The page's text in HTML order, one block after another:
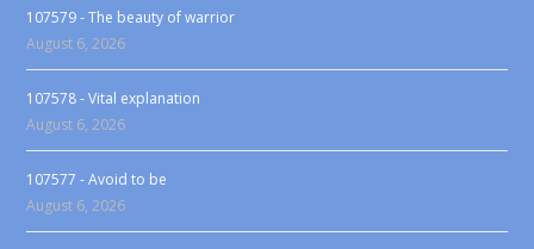
107579 - The beauty of warrior
August 6, 2026
107578 - Vital explanation
August 6, 2026
107577 - Avoid to be
August 6, 2026